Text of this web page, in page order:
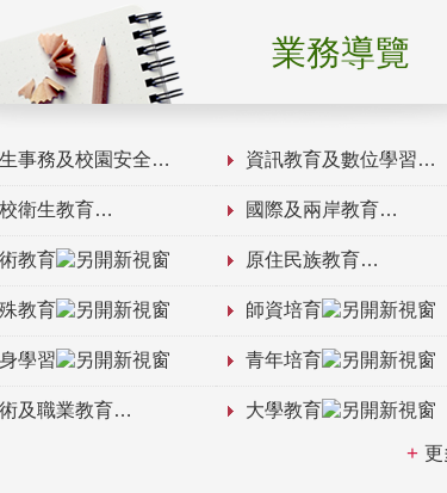
業務導覽
事務及校園安全 資訊教育及數位學習
衛生教育 國際及兩岸教育
教育 原住民族教育
教育 師資培育
學習 青年培育
及職業教育 大學教育
更